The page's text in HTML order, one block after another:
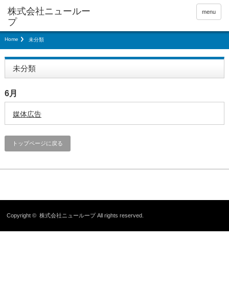
menu
Home 未分類
未分類
6月
媒体広告
トップページに戻る
Copyright ©株式会社ニューループAll rights reserved.